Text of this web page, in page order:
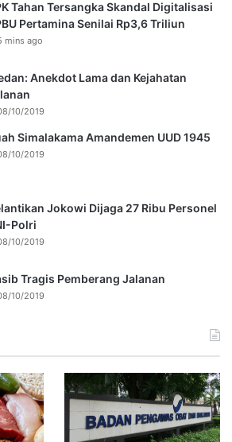
Tahan Tersangka Skandal Digitalisasi
Pertamina Senilai Rp3,6 Triliun
mins ago
Anekdot Lama dan Kejahatan
10/2019
Simalakama Amandemen UUD 1945
10/2019
Jokowi Dijaga 27 Ribu Personel
Polri
10/2019
Tragis Pemberang Jalanan
10/2019